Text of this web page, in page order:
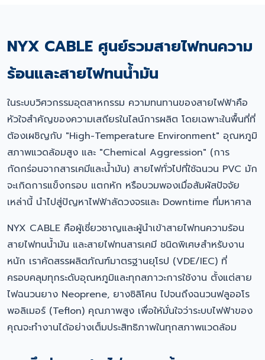
NYX CABLE ศูนย์รวมสายไฟทนความ
ร้อนและสายไฟทนน้ำมัน
ในระบบวิศวกรรมอุตสาหกรรม ความทนทานของสายไฟฟ้าคือ
หัวใจสำคัญของความเสถียรในไลน์การผลิต โดยเฉพาะในพื้นที่ที่
ต้องเผชิญกับ "High-Temperature Environment" อุณหภูมิ
สภาพแวดล้อมสูง และ "Chemical Aggression" (การ
กัดกร่อนจากสารเคมีและน้ำมัน) สายไฟทั่วไปที่ใช้ฉนวน PVC มัก
จะเกิดการแข็งกรอบ แตกหัก หรือบวมพองเมื่อสัมผัสปัจจัย
เหล่านี้ นำไปสู่ปัญหาไฟฟ้าลัดวงจรและ Downtime ที่มหาศาล
NYX CABLE คือผู้เชี่ยวชาญและผู้นำเข้าสายไฟทนความร้อน
สายไฟทนน้ำมัน และสายไฟทนสารเคมี ชนิดพิเศษสำหรับงาน
หนัก เราคัดสรรผลิตภัณฑ์มาตรฐานยุโรป (VDE/IEC) ที่
ครอบคลุมทุกระดับอุณหภูมิและทุกสภาวะการใช้งาน ตั้งแต่สาย
ไฟฉนวนยาง Neoprene, ยางซิลิโคน ไปจนถึงฉนวนฟลูออโร
พอลิเมอร์ (Teflon) คุณภาพสูง เพื่อให้มั่นใจว่าระบบไฟฟ้าของ
คุณจะทำงานได้อย่างเต็มประสิทธิภาพในทุกสภาพแวดล้อม